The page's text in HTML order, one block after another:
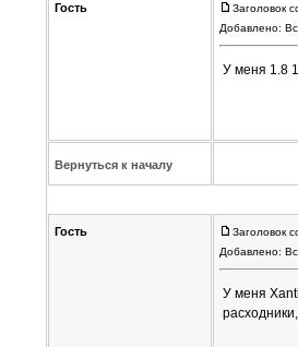
Гость
Заголовок
Добавлено:
У меня 1.8
Вернуться к началу
Гость
Заголовок
Добавлено:
У меня